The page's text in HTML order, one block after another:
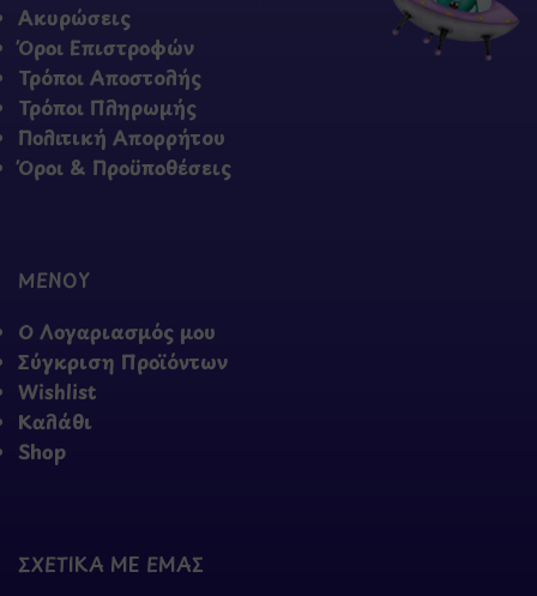
Ακυρώσεις
Όροι Επιστροφών
Τρόποι Αποστολής
Τρόποι Πληρωμής
Πολιτική Απορρήτου
Όροι & Προϋποθέσεις
ΜΕΝΟΥ
Ο Λογαριασμός μου
Σύγκριση Προϊόντων
Wishlist
Καλάθι
Shop
ΣΧΕΤΙΚΑ ΜΕ ΕΜΑΣ